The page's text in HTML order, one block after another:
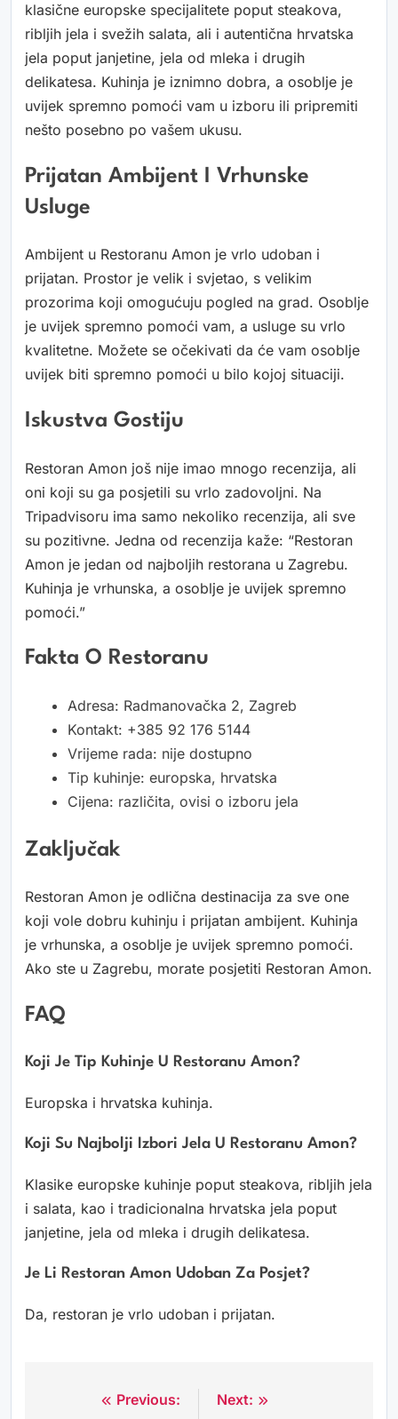
klasične europske specijalitete poput steakova,
ribljih jela i svežih salata, ali i autentična hrvatska
jela poput janjetine, jela od mleka i drugih
delikatesa. Kuhinja je iznimno dobra, a osoblje je
uvijek spremno pomoći vam u izboru ili pripremiti
nešto posebno po vašem ukusu.
Prijatan Ambijent I Vrhunske
Usluge
Ambijent u Restoranu Amon je vrlo udoban i
prijatan. Prostor je velik i svjetao, s velikim
prozorima koji omogućuju pogled na grad. Osoblje
je uvijek spremno pomoći vam, a usluge su vrlo
kvalitetne. Možete se očekivati da će vam osoblje
uvijek biti spremno pomoći u bilo kojoj situaciji.
Iskustva Gostiju
Restoran Amon još nije imao mnogo recenzija, ali
oni koji su ga posjetili su vrlo zadovoljni. Na
Tripadvisoru ima samo nekoliko recenzija, ali sve
su pozitivne. Jedna od recenzija kaže: “Restoran
Amon je jedan od najboljih restorana u Zagrebu.
Kuhinja je vrhunska, a osoblje je uvijek spremno
pomoći.”
Fakta O Restoranu
Adresa: Radmanovačka 2, Zagreb
Kontakt: +385 92 176 5144
Vrijeme rada: nije dostupno
Tip kuhinje: europska, hrvatska
Cijena: različita, ovisi o izboru jela
Zaključak
Restoran Amon je odlična destinacija za sve one
koji vole dobru kuhinju i prijatan ambijent. Kuhinja
je vrhunska, a osoblje je uvijek spremno pomoći.
Ako ste u Zagrebu, morate posjetiti Restoran Amon.
FAQ
Koji Je Tip Kuhinje U Restoranu Amon?
Europska i hrvatska kuhinja.
Koji Su Najbolji Izbori Jela U Restoranu Amon?
Klasike europske kuhinje poput steakova, ribljih jela
i salata, kao i tradicionalna hrvatska jela poput
janjetine, jela od mleka i drugih delikatesa.
Je Li Restoran Amon Udoban Za Posjet?
Da, restoran je vrlo udoban i prijatan.
NavigacijaPrevious: Next: